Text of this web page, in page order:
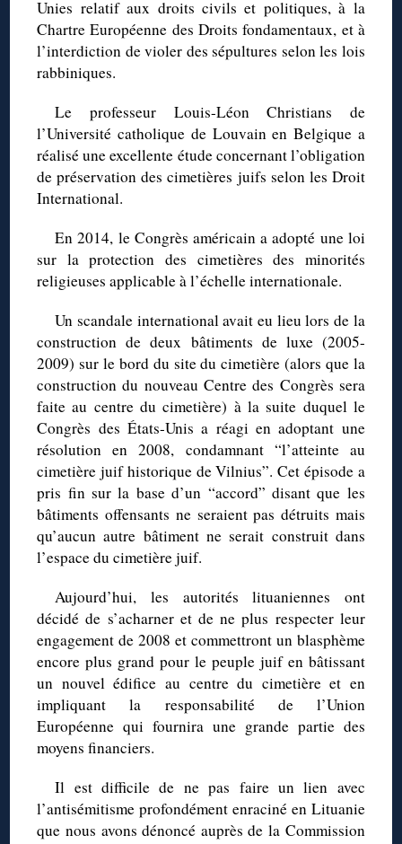
Unies relatif aux droits civils et politiques, à la
Chartre Européenne des Droits fondamentaux, et à
l’interdiction de violer des sépultures selon les lois
rabbiniques.
Le professeur Louis-Léon Christians de
l’Université catholique de Louvain en Belgique a
réalisé une excellente étude concernant l’obligation
de préservation des cimetières juifs selon les Droit
International.
En 2014, le Congrès américain a adopté une loi
sur la protection des cimetières des minorités
religieuses applicable à l’échelle internationale.
Un scandale international avait eu lieu lors de la
construction de deux bâtiments de luxe (2005-
2009) sur le bord du site du cimetière (alors que la
construction du nouveau Centre des Congrès sera
faite au centre du cimetière) à la suite duquel le
Congrès des États-Unis a réagi en adoptant une
résolution en 2008, condamnant “l’atteinte au
cimetière juif historique de Vilnius”. Cet épisode a
pris fin sur la base d’un “accord” disant que les
bâtiments offensants ne seraient pas détruits mais
qu’aucun autre bâtiment ne serait construit dans
l’espace du cimetière juif.
Aujourd’hui, les autorités lituaniennes ont
décidé de s’acharner et de ne plus respecter leur
engagement de 2008 et commettront un blasphème
encore plus grand pour le peuple juif en bâtissant
un nouvel édifice au centre du cimetière et en
impliquant la responsabilité de l’Union
Européenne qui fournira une grande partie des
moyens financiers.
Il est difficile de ne pas faire un lien avec
l’antisémitisme profondément enraciné en Lituanie
que nous avons dénoncé auprès de la Commission